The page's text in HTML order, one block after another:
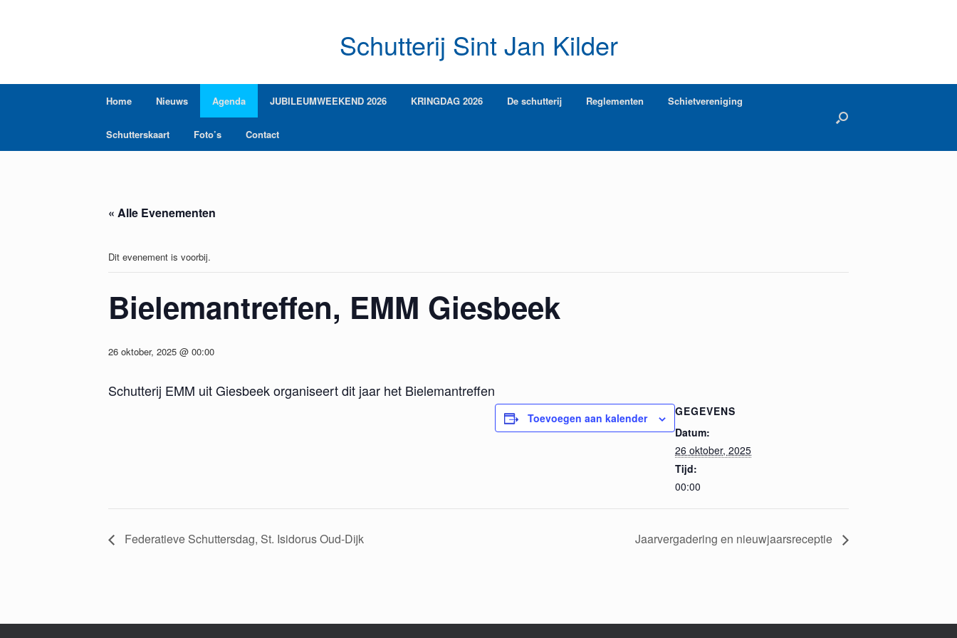
Schutterij Sint Jan Kilder
Home Nieuws Agenda JUBILEUMWEEKEND 2026 KRINGDAG 2026 De schutterij Reglementen Schietvereniging
Schutterskaart Foto’s Contact
« Alle Evenementen
Dit evenement is voorbij.
Bielemantreffen, EMM Giesbeek
26 oktober, 2025 @ 00:00
Schutterij EMM uit Giesbeek organiseert dit jaar het Bielemantreffen
Toevoegen aan kalender
GEGEVENS
Datum:
26 oktober, 2025
Tijd:
00:00
Federatieve Schuttersdag, St. Isidorus Oud-Dijk Jaarvergadering en nieuwjaarsreceptie